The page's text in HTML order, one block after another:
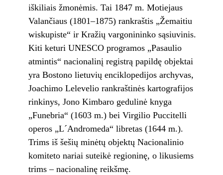
iškiliais žmonėmis. Tai 1847 m. Motiejaus
Valančiaus (1801–1875) rankraštis „Žemaitiu
wiskupiste“ ir Kražių vargonininko sąsiuvinis.
Kiti keturi UNESCO programos „Pasaulio
atmintis“ nacionalinį registrą papildę objektai
yra Bostono lietuvių enciklopedijos archyvas,
Joachimo Lelevelio rankraštinės kartografijos
rinkinys, Jono Kimbaro gedulinė knyga
„Funebria“ (1603 m.) bei Virgilio Puccitelli
operos „L´Andromeda“ libretas (1644 m.).
Trims iš šešių minėtų objektų Nacionalinio
komiteto nariai suteikė regioninę, o likusiems
trims – nacionalinę reikšmę.